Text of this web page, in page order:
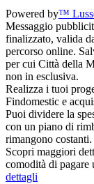
Powered by™
Messaggio
finalizzato, valida
percorso online.
per cui Città della
non in esclusiva.
Realizza i tuoi
Findomestic e
Puoi dividere la
con un piano di
rimangono costanti.
Scopri maggiori
comodità di pagare
dettagli